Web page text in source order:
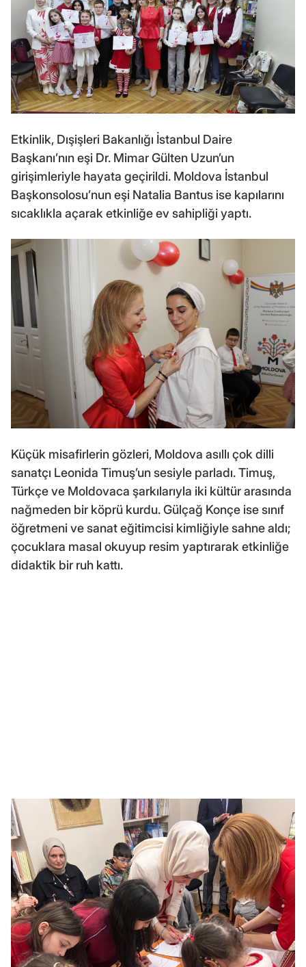
Etkinlik, Dışişleri Bakanlığı İstanbul Daire
Başkanı’nın eşi Dr. Mimar Gülten Uzun’un
girişimleriyle hayata geçirildi. Moldova İstanbul
Başkonsolosu’nun eşi Natalia Bantus ise kapılarını
sıcaklıkla açarak etkinliğe ev sahipliği yaptı.
Küçük misafirlerin gözleri, Moldova asıllı çok dilli
sanatçı Leonida Timuş’un sesiyle parladı. Timuş,
Türkçe ve Moldovaca şarkılarıyla iki kültür arasında
nağmeden bir köprü kurdu. Gülçağ Konçe ise sınıf
öğretmeni ve sanat eğitimcisi kimliğiyle sahne aldı;
çocuklara masal okuyup resim yaptırarak etkinliğe
didaktik bir ruh kattı.